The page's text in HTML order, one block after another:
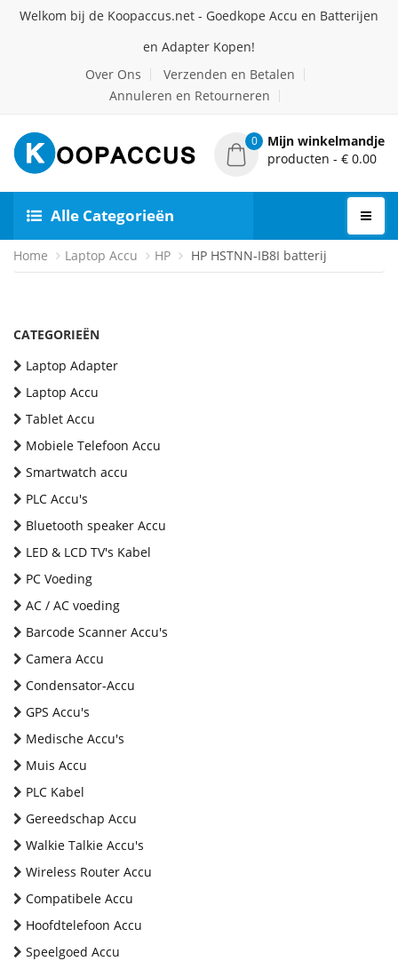
Welkom bij de Koopaccus.net - Goedkope Accu en Batterijen
en Adapter Kopen!
Over Ons
Verzenden en Betalen
Annuleren en Retourneren
0
Mijn winkelmandje
producten - € 0.00
Alle Categorieën
Home Laptop Accu HP HP HSTNN-IB8I batterij
CATEGORIEËN
Laptop Adapter
Laptop Accu
Tablet Accu
Mobiele Telefoon Accu
Smartwatch accu
PLC Accu's
Bluetooth speaker Accu
LED & LCD TV's Kabel
PC Voeding
AC / AC voeding
Barcode Scanner Accu's
Camera Accu
Condensator-Accu
GPS Accu's
Medische Accu's
Muis Accu
PLC Kabel
Gereedschap Accu
Walkie Talkie Accu's
Wireless Router Accu
Compatibele Accu
Hoofdtelefoon Accu
Speelgoed Accu